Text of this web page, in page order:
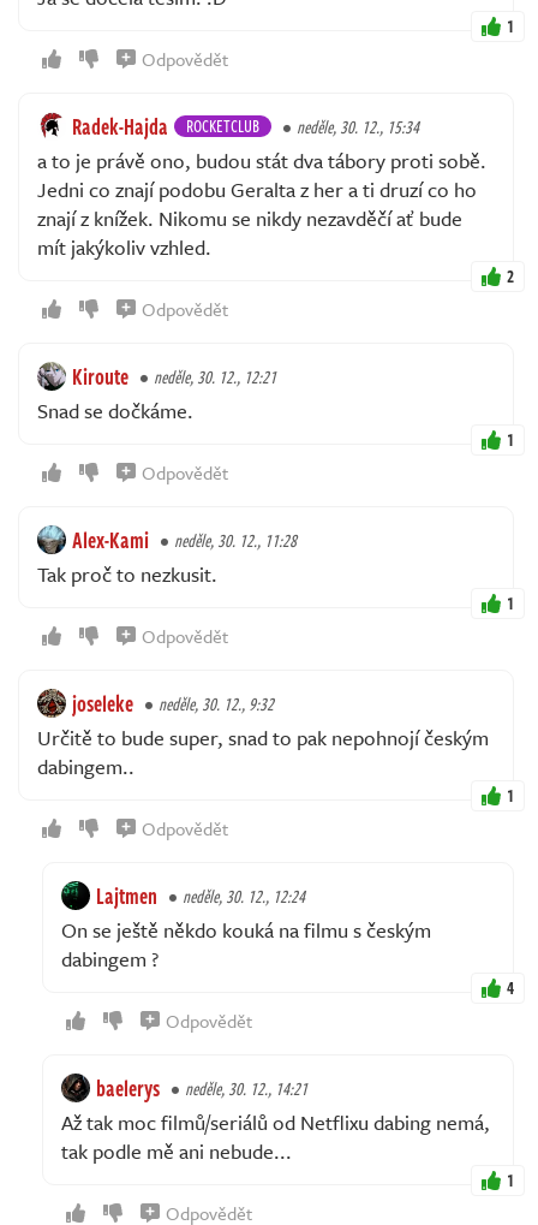
1
Odpovědět
Radek-Hajda ROCKETCLUB neděle, 30. 12., 15:34
a to je právě ono, budou stát dva tábory proti sobě.
Jedni co znají podobu Geralta z her a ti druzí co ho
znají z knížek. Nikomu se nikdy nezavděčí ať bude
mít jakýkoliv vzhled.
2
Odpovědět
Kiroute neděle, 30. 12., 12:21
Snad se dočkáme.
1
Odpovědět
Alex-Kami neděle, 30. 12., 11:28
Tak proč to nezkusit.
1
Odpovědět
joseleke neděle, 30. 12., 9:32
Určitě to bude super, snad to pak nepohnojí českým
dabingem..
1
Odpovědět
Lajtmen neděle, 30. 12., 12:24
On se ještě někdo kouká na filmu s českým
dabingem ?
4
Odpovědět
baelerys neděle, 30. 12., 14:21
Až tak moc filmů/seriálů od Netflixu dabing nemá,
tak podle mě ani nebude...
1
Odpovědět